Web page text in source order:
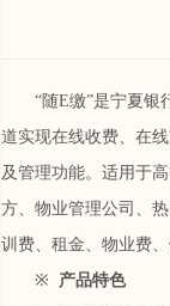
“随E缴”是宁夏银行
道实现在线收费、在
及管理功能。适用于
方、物业管理公司、
训费、租金、物业费
※ 产品特色